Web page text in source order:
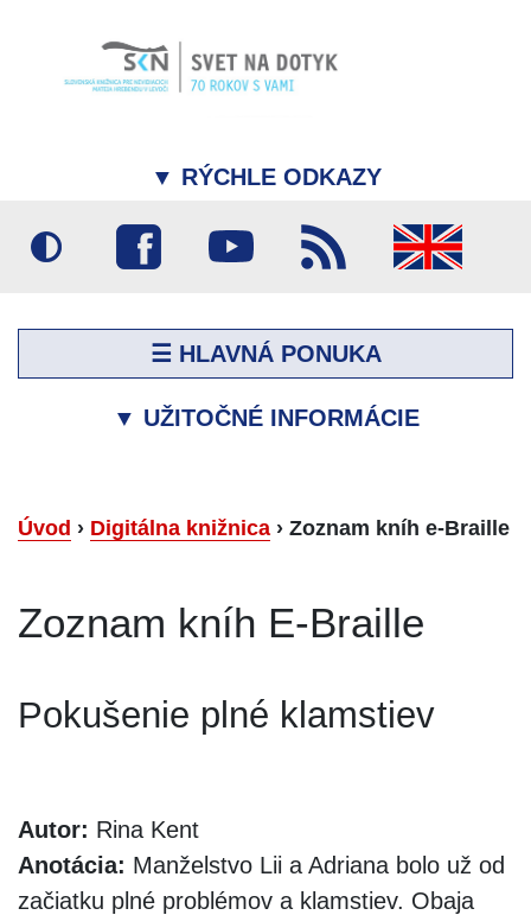
▼ RÝCHLE ODKAZY
☰ HLAVNÁ PONUKA
▼ UŽITOČNÉ INFORMÁCIE
Úvod › Digitálna knižnica › Zoznam kníh e-Braille
Zoznam kníh E-Braille
Pokušenie plné klamstiev
Autor: Rina Kent
Anotácia: Manželstvo Lii a Adriana bolo už od
začiatku plné problémov a klamstiev. Obaja